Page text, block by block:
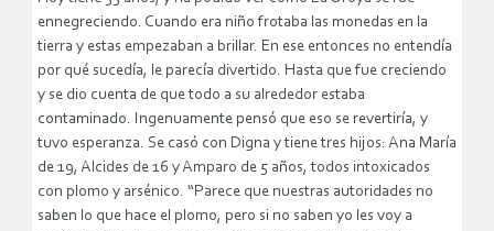
ennegreciendo. Cuando era niño frotaba las monedas en la
tierra y estas empezaban a brillar. En ese entonces no entendía
por qué sucedía, le parecía divertido. Hasta que fue creciendo
y se dio cuenta de que todo a su alrededor estaba
contaminado. Ingenuamente pensó que eso se revertiría, y
tuvo esperanza. Se casó con Digna y tiene tres hijos: Ana María
de 19, Alcides de 16 y Amparo de 5 años, todos intoxicados
con plomo y arsénico. “Parece que nuestras autoridades no
saben lo que hace el plomo, pero si no saben yo les voy a